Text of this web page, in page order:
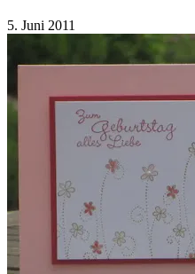
5. Juni 2011